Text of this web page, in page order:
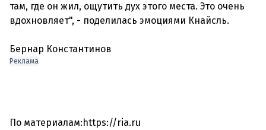
там, где он жил, ощутить дух этого места. Это очень
вдохновляет", - поделилась эмоциями Кнайсль.
Бернар Константинов
Реклама
По материалам:https://ria.ru